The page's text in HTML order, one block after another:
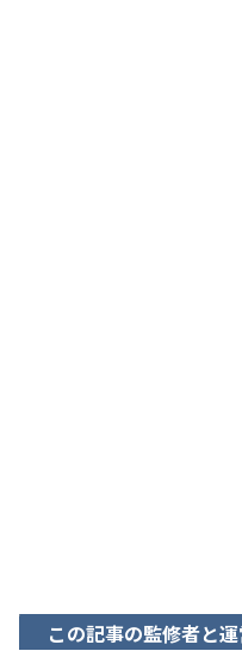
この記事の監修者と